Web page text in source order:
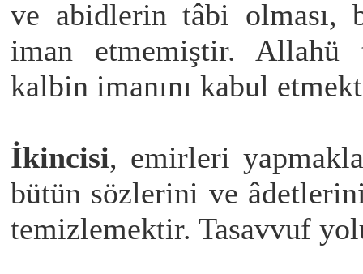
ve abidlerin tâbi olması,
iman etmemiştir. Allahü
kalbin imanını kabul
İkincisi, emirleri
bütün sözlerini ve
temizlemektir. Tasavvuf